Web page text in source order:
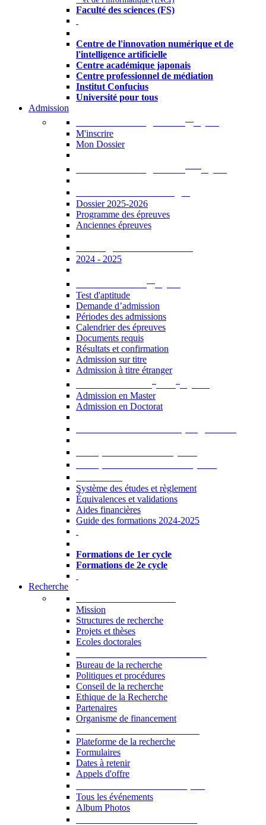
Faculté des sciences (FS)
Centre de l'innovation numérique et de
l'intelligence artificielle
Centre académique japonais
Centre professionnel de médiation
Institut Confucius
Université pour tous
Admission
M'inscrire
Mon Dossier
Dossier 2025-2026
Programme des épreuves
Anciennes épreuves
2024 - 2025
Test d'aptitude
Demande d’admission
Périodes des admissions
Calendrier des épreuves
Documents requis
Résultats et confirmation
Admission sur titre
Admission à titre étranger
Admission en Master
Admission en Doctorat
Système des études et règlement
Équivalences et validations
Aides financières
Guide des formations 2024-2025
Formations de 1er cycle
Formations de 2e cycle
Recherche
Mission
Structures de recherche
Projets et thèses
Ecoles doctorales
Bureau de la recherche
Politiques et procédures
Conseil de la recherche
Ethique de la Recherche
Partenaires
Organisme de financement
Plateforme de la recherche
Formulaires
Dates à retenir
Appels d'offre
Tous les événements
Album Photos